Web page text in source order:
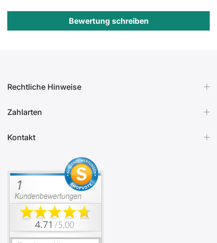
Bewertung schreiben
Rechtliche Hinweise
Zahlarten
Kontakt